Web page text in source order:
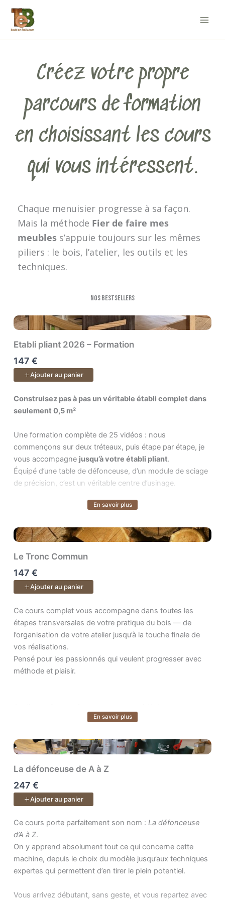
contenu
Créez votre propre
parcours de formation
en choisissant les cours
qui vous intéressent.
Chaque menuisier progresse à sa façon.
Mais la méthode Fier de faire mes
meubless’appuie toujours sur les mêmes
piliers : le bois, l’atelier, les outils et les
techniques.
Nos bestsellers
Etabli pliant 2026 – Formation
147 €
Ajouter au panier
Construisez pas à pas un véritable établi complet dans
Construisez pas à pas un véritable établi complet dans
seulement 0,5 m²
Une formation complète de 25 vidéos : nous
commençons sur deux tréteaux, puis étape par étape, je
vous accompagne jusqu’à votre établi pliant.
Équipé d’une table de défonceuse, d’un module de sciage
de précision, c’est un véritable centre d’usinage.
l’espace de formation pour poser vos questions.
En savoir plus
Le Tronc Commun
147 €
Ajouter au panier
Ce cours complet vous accompagne dans toutes les étapes
Ce cours complet vous accompagne dans toutes les
étapes transversales de votre pratique du bois — de
l’organisation de votre atelier jusqu’à la touche finale de
vos réalisations.
Pensé pour les passionnés qui veulent progresser avec
méthode et plaisir.
Transformez votre atelier en un lieu fonctionnel, sûr et
organiser vos postes de travail et tirer le meilleur parti de
votre espace, quel que soit sa taille ou votre budget.
Conception — Donnez vie à vos idées
Apprenez à concevoir et modéliser vos projets. Vous
fabrication.
Bois — Comprenez la matière vivante
Faites du bois votre meilleur allié. Apprenez à choisir les
En savoir plus
La défonceuse de A à Z
247 €
Ajouter au panier
Ce cours porte parfaitement son nom : . On y apprend
Ce cours porte parfaitement son nom :La défonceuse
d’A à Z.
On y apprend absolument tout ce qui concerne cette
machine, depuis le choix du modèle jusqu’aux techniques
expertes qui permettent d’en tirer le plein potentiel.
Vous arrivez débutant, sans geste, et vous repartez avec